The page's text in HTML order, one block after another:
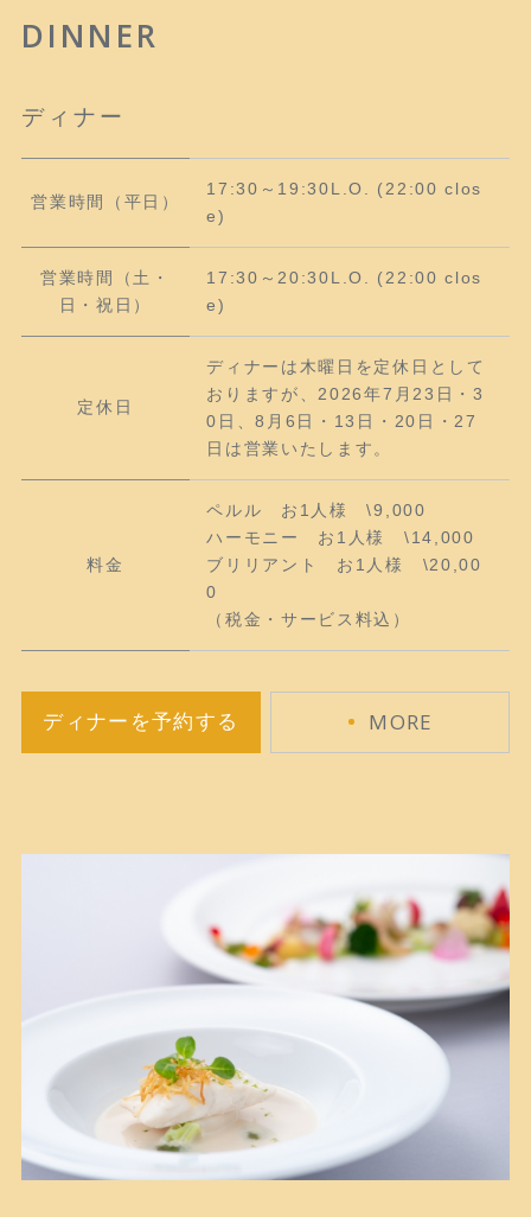
DINNER
ディナー
営業時間（平日）
17:30～19:30L.O. (22:00 clos
e)
営業時間（土・
日・祝日）
17:30～20:30L.O. (22:00 clos
e)
定休日
ディナーは木曜日を定休日として
おりますが、2026年7月23日・3
0日、8月6日・13日・20日・27
日は営業いたします。
料金
ペルル お1人様 \9,000
ハーモニー お1人様 \14,000
ブリリアント お1人様 \20,00
0
（税金・サービス料込）
ディナーを予約する MORE